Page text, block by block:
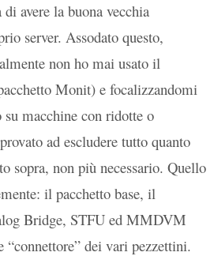
avere la buona vecchia
server. Assodato questo,
non ho mai usato il
Monit) e focalizzandomi
macchine con ridotte o
ad escludere tutto quanto
sopra, non più necessario. Quello
il pacchetto base, il
Bridge, STFU ed MMDVM
“connettore” dei vari pezzettini.